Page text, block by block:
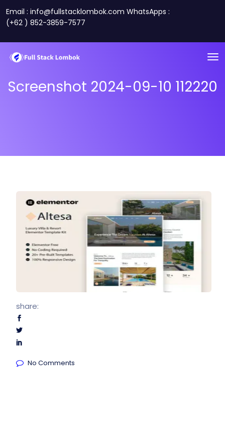
Email : info@fullstacklombok.com WhatsApps :
(+62 ) 852-3859-7577
Screenshot 2024-09-10 112220
share:
No Comments